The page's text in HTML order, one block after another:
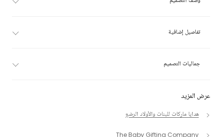
عرض المزيد
هدايا ماركات للبنات والأولاد الرضع
The Baby Gifting Company
تفاصيل إضافية
جماليات التصميم